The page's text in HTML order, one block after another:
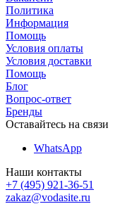
Политика
Информация
Помощь
Условия оплаты
Условия доставки
Помощь
Блог
Вопрос-ответ
Бренды
Оставайтесь на связи
WhatsApp
Наши контакты
+7 (495) 921-36-51
zakaz@vodasite.ru